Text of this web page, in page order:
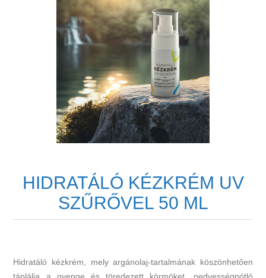
HIDRATÁLÓ KÉZKRÉM UV
SZŰRŐVEL 50 ML
Hidratáló kézkrém, mely argánolaj-tartalmának köszönhetően
táplálja a gyenge és töredezett körmöket, nedvességpótló